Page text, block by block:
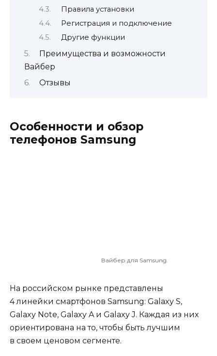
Правила установки
Регистрация и подключение
Другие функции
Преимущества и возможности
Вайбер
Отзывы
Особенности и обзор
телефонов Samsung
Вайбер для Samsung.
На российском рынке представлены
4 линейки смартфонов Samsung: Galaxy S,
Galaxy Note, Galaxy A и Galaxy J. Каждая из них
ориентирована на то, чтобы быть лучшим
в своем ценовом сегменте.